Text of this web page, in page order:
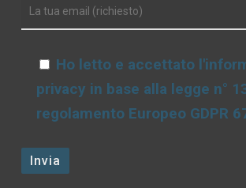
Ho letto e accettato
privacy in base alla legge n°
regolamento Europeo GDPR